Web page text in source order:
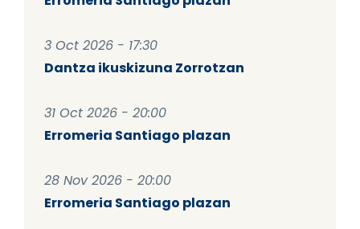
3 Oct 2026 - 17:30
Dantza ikuskizuna Zorrotzan
31 Oct 2026 - 20:00
Erromeria Santiago plazan
28 Nov 2026 - 20:00
Erromeria Santiago plazan